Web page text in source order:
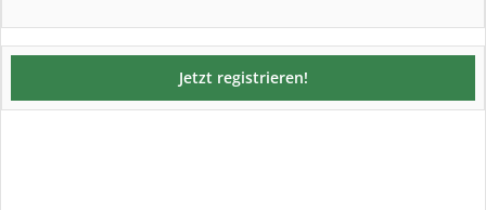
Jetzt registrieren!